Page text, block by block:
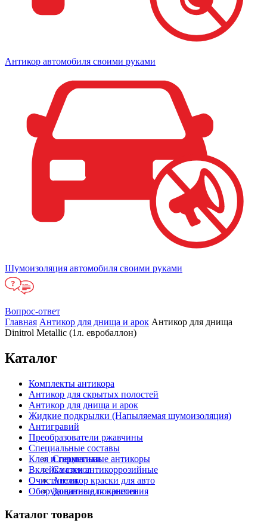
Антикор автомобиля своими руками
Шумоизоляция автомобиля своими руками
Вопрос-ответ
Главная Антикор для днища и арок Антикор для днища
Dinitrol Metallic (1л. евробаллон)
Каталог
Комплекты антикора
Антикор для скрытых полостей
Антикор для днища и арок
Жидкие подкрылки (Напыляемая шумоизоляция)
Антигравий
Преобразователи ржавчины
Специальные составы
Специальные антикоры
Смазки антикоррозийные
Антикор краски для авто
Защитные покрытия
Клея и герметики
Вклейка стекол
Очистители
Оборудование для нанесения
Каталог товаров